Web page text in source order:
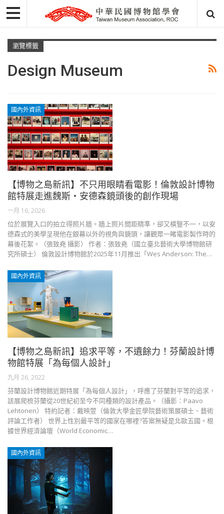
瀏覽標籤
Design Museum
國內外資訊
【博物之島新訊】不只用眼睛看電影！倫敦設計博物
館特展走進魏斯・安德森鏡頭後的創作現場
一月 16, 2026
位於展覽入口的拍立得照片牆。牆上照片間距精準，卻又橫豎不一，以安
德森式的美學呈現他在銀幕以外的視角與鏡頭，讓觀眾一睹電影製作時的
幕後花絮。（張致堯 攝影） 作者：張致堯（國立臺北藝術大學博物館研
究所碩士） 倫敦設計博物館於2025年11月推出「Wes Anderson: The…
國內外資訊
【博物之島新訊】追求平等，不遺餘力！芬蘭設計博
物館特展「為每個人設計」
九月 26, 2022
芬蘭設計博物館近期特展「為每個人設計」，呼應了芬蘭對平等的追求，
該展爬梳芬蘭從20世紀初至今不同種類的設計產品。（攝影：Paavo
Lehtonen） 特約記者：戴映萱（倫敦大學金匠學院藝術策展碩士、藝術
評論工作者） 世界上性別最平等的國家在哪裡?答案無疑是北歐五國。根
據世界經濟論壇（World Economic…
國內外資訊